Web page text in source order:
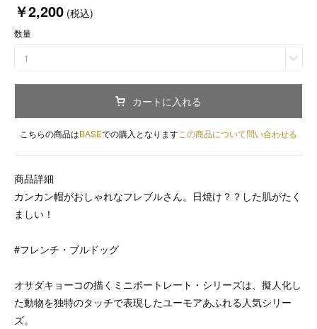
￥2,200 (税込)
数量
1
カートに入れる
こちらの商品はBASEでの購入となりますこの商品について問い合わせる
商品詳細
カンカン帽がおしゃれなフレブルさん。日焼け？？した肌がたく
ましい！
#フレンチ・ブルドッグ
オサダキョーコの描くミニポートレート・シリーズは、擬人化し
た動物を独特のタッチで表現したユーモアあふれる人気シリー
ズ。